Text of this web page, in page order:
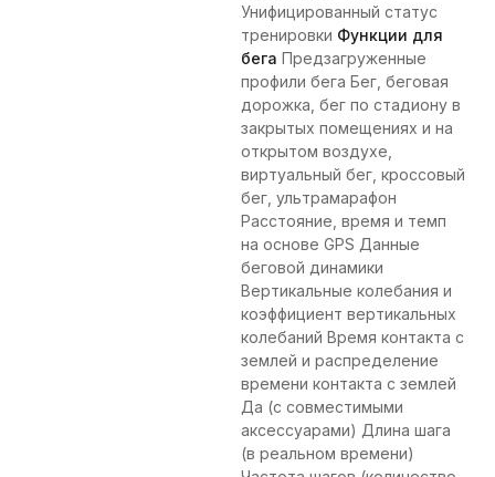
Унифицированный статус
тренировки Функции для
бега Предзагруженные
профили бега Бег, беговая
дорожка, бег по стадиону в
закрытых помещениях и на
открытом воздухе,
виртуальный бег, кроссовый
бег, ультрамарафон
Расстояние, время и темп
на основе GPS Данные
беговой динамики
Вертикальные колебания и
коэффициент вертикальных
колебаний Время контакта с
землей и распределение
времени контакта с землей
Да (с совместимыми
аксессуарами) Длина шага
(в реальном времени)